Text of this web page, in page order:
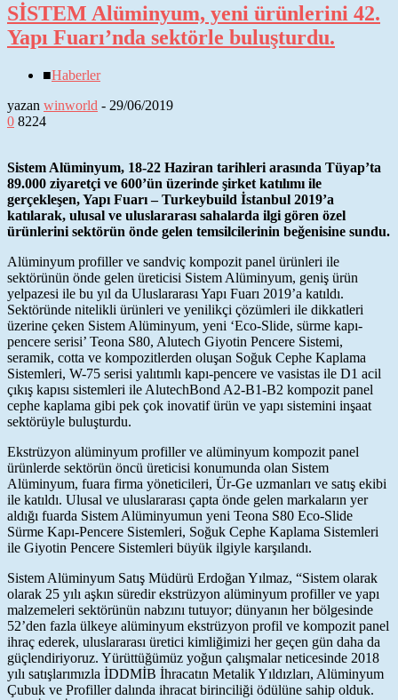
SİSTEM Alüminyum, yeni ürünlerini 42.
Yapı Fuarı’nda sektörle buluşturdu.
■Haberler
yazan winworld - 29/06/2019
0 8224
Sistem Alüminyum, 18-22 Haziran tarihleri arasında Tüyap’ta
89.000 ziyaretçi ve 600’ün üzerinde şirket katılımı ile
gerçekleşen, Yapı Fuarı – Turkeybuild İstanbul 2019’a
katılarak, ulusal ve uluslararası sahalarda ilgi gören özel
ürünlerini sektörün önde gelen temsilcilerinin beğenisine sundu.
Alüminyum profiller ve sandviç kompozit panel ürünleri ile
sektörünün önde gelen üreticisi Sistem Alüminyum, geniş ürün
yelpazesi ile bu yıl da Uluslararası Yapı Fuarı 2019’a katıldı.
Sektöründe nitelikli ürünleri ve yenilikçi çözümleri ile dikkatleri
üzerine çeken Sistem Alüminyum, yeni ‘Eco-Slide, sürme kapı-
pencere serisi’ Teona S80, Alutech Giyotin Pencere Sistemi,
seramik, cotta ve kompozitlerden oluşan Soğuk Cephe Kaplama
Sistemleri, W-75 serisi yalıtımlı kapı-pencere ve vasistas ile D1 acil
çıkış kapısı sistemleri ile AlutechBond A2-B1-B2 kompozit panel
cephe kaplama gibi pek çok inovatif ürün ve yapı sistemini inşaat
sektörüyle buluşturdu.
Ekstrüzyon alüminyum profiller ve alüminyum kompozit panel
ürünlerde sektörün öncü üreticisi konumunda olan Sistem
Alüminyum, fuara firma yöneticileri, Ür-Ge uzmanları ve satış ekibi
ile katıldı. Ulusal ve uluslararası çapta önde gelen markaların yer
aldığı fuarda Sistem Alüminyumun yeni Teona S80 Eco-Slide
Sürme Kapı-Pencere Sistemleri, Soğuk Cephe Kaplama Sistemleri
ile Giyotin Pencere Sistemleri büyük ilgiyle karşılandı.
Sistem Alüminyum Satış Müdürü Erdoğan Yılmaz, “Sistem olarak
olarak 25 yılı aşkın süredir ekstrüzyon alüminyum profiller ve yapı
malzemeleri sektörünün nabzını tutuyor; dünyanın her bölgesinde
52’den fazla ülkeye alüminyum ekstrüzyon profil ve kompozit panel
ihraç ederek, uluslararası üretici kimliğimizi her geçen gün daha da
güçlendiriyoruz. Yürüttüğümüz yoğun çalışmalar neticesinde 2018
yılı satışlarımızla İDDMİB İhracatın Metalik Yıldızları, Alüminyum
Çubuk ve Profiller dalında ihracat birinciliği ödülüne sahip olduk.